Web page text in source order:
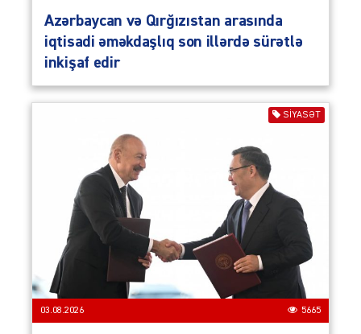
Azərbaycan və Qırğızıstan arasında
iqtisadi əməkdaşlıq son illərdə sürətlə
inkişaf edir
SIYASƏT
03.08.2026 5665